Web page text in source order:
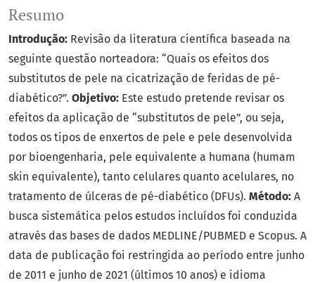
Resumo
Introdução: Revisão da literatura científica baseada na
seguinte questão norteadora: “Quais os efeitos dos
substitutos de pele na cicatrização de feridas de pé-
diabético?”. Objetivo: Este estudo pretende revisar os
efeitos da aplicação de “substitutos de pele”, ou seja,
todos os tipos de enxertos de pele e pele desenvolvida
por bioengenharia, pele equivalente a humana (humam
skin equivalente), tanto celulares quanto acelulares, no
tratamento de úlceras de pé-diabético (DFUs). Método: A
busca sistemática pelos estudos incluídos foi conduzida
através das bases de dados MEDLINE/PUBMED e Scopus. A
data de publicação foi restringida ao período entre junho
de 2011 e junho de 2021 (últimos 10 anos) e idioma